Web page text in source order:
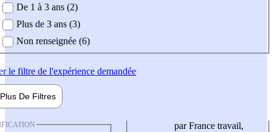
De 1 à 3 ans (2)
Plus de 3 ans (3)
Non renseignée (6)
le filtre de l'expérience demandée
Plus De Filtres
par France travail,